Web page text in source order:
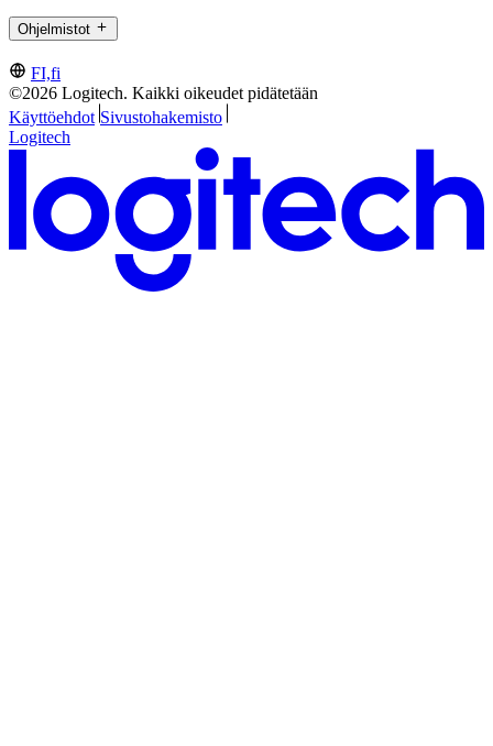
Ohjelmistot
FI,fi
©2026 Logitech. Kaikki oikeudet pidätetään
Käyttöehdot Sivustohakemisto
Logitech